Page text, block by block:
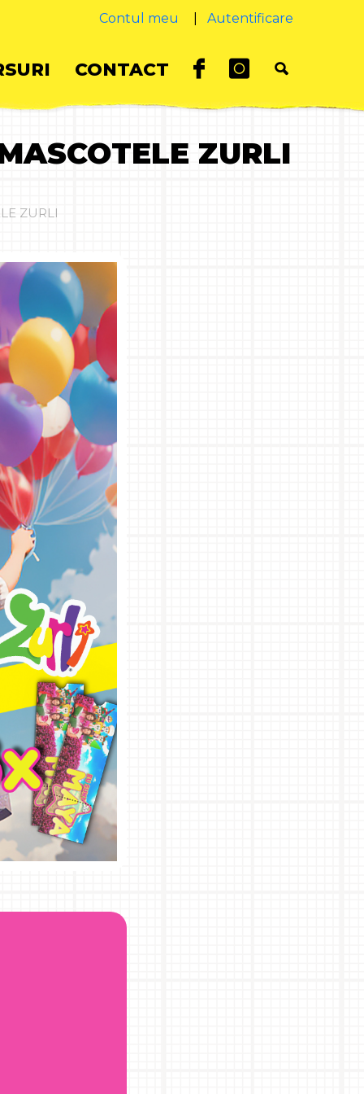
Contul meu Autentificare
CONTACT
ZURLI
ZURLI